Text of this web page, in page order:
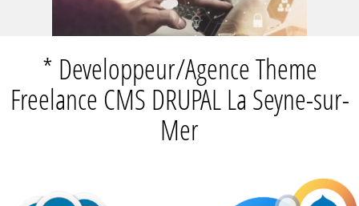
* Developpeur/Agence Theme
Freelance CMS DRUPAL La Seyne-sur-
Mer